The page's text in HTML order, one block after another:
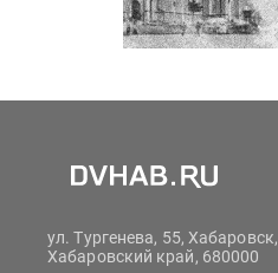
ул. Тургенева, 55, Хабаровск,
Хабаровский край, 680000